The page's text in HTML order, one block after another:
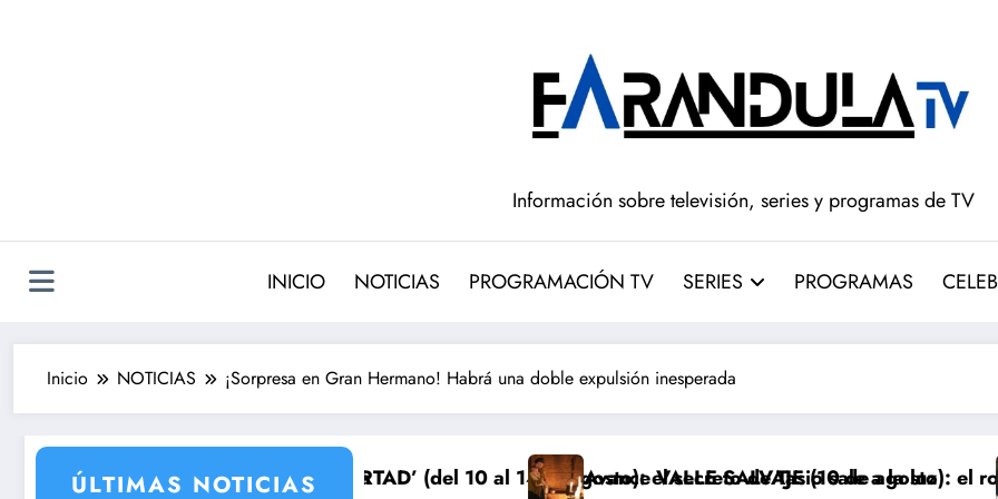
Información sobre televisión, series y programas de TV
INICIO NOTICIAS PROGRAMACIÓN TV SERIES PROGRAMAS
Inicio NOTICIAS ¡Sorpresa en Gran Hermano! Habrá una doble expulsión inesperada
ÚLTIMAS NOTICIAS
su venganza
DE LIBERTAD’ (del 10 al 14de agosto): el secreto de Tasio sale a la luz
Avance VALLE SALVAJE (10 de agosto): el robo de los bebés sale
Avance ‘LA